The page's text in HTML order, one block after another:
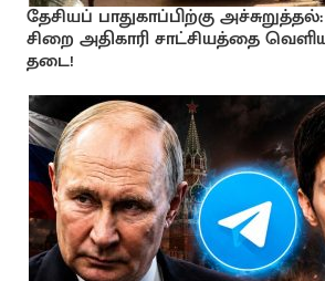
தேசியப் பாதுகாப்பிற்கு
சிறை அதிகாரி சாட்சியத்தை
தடை!